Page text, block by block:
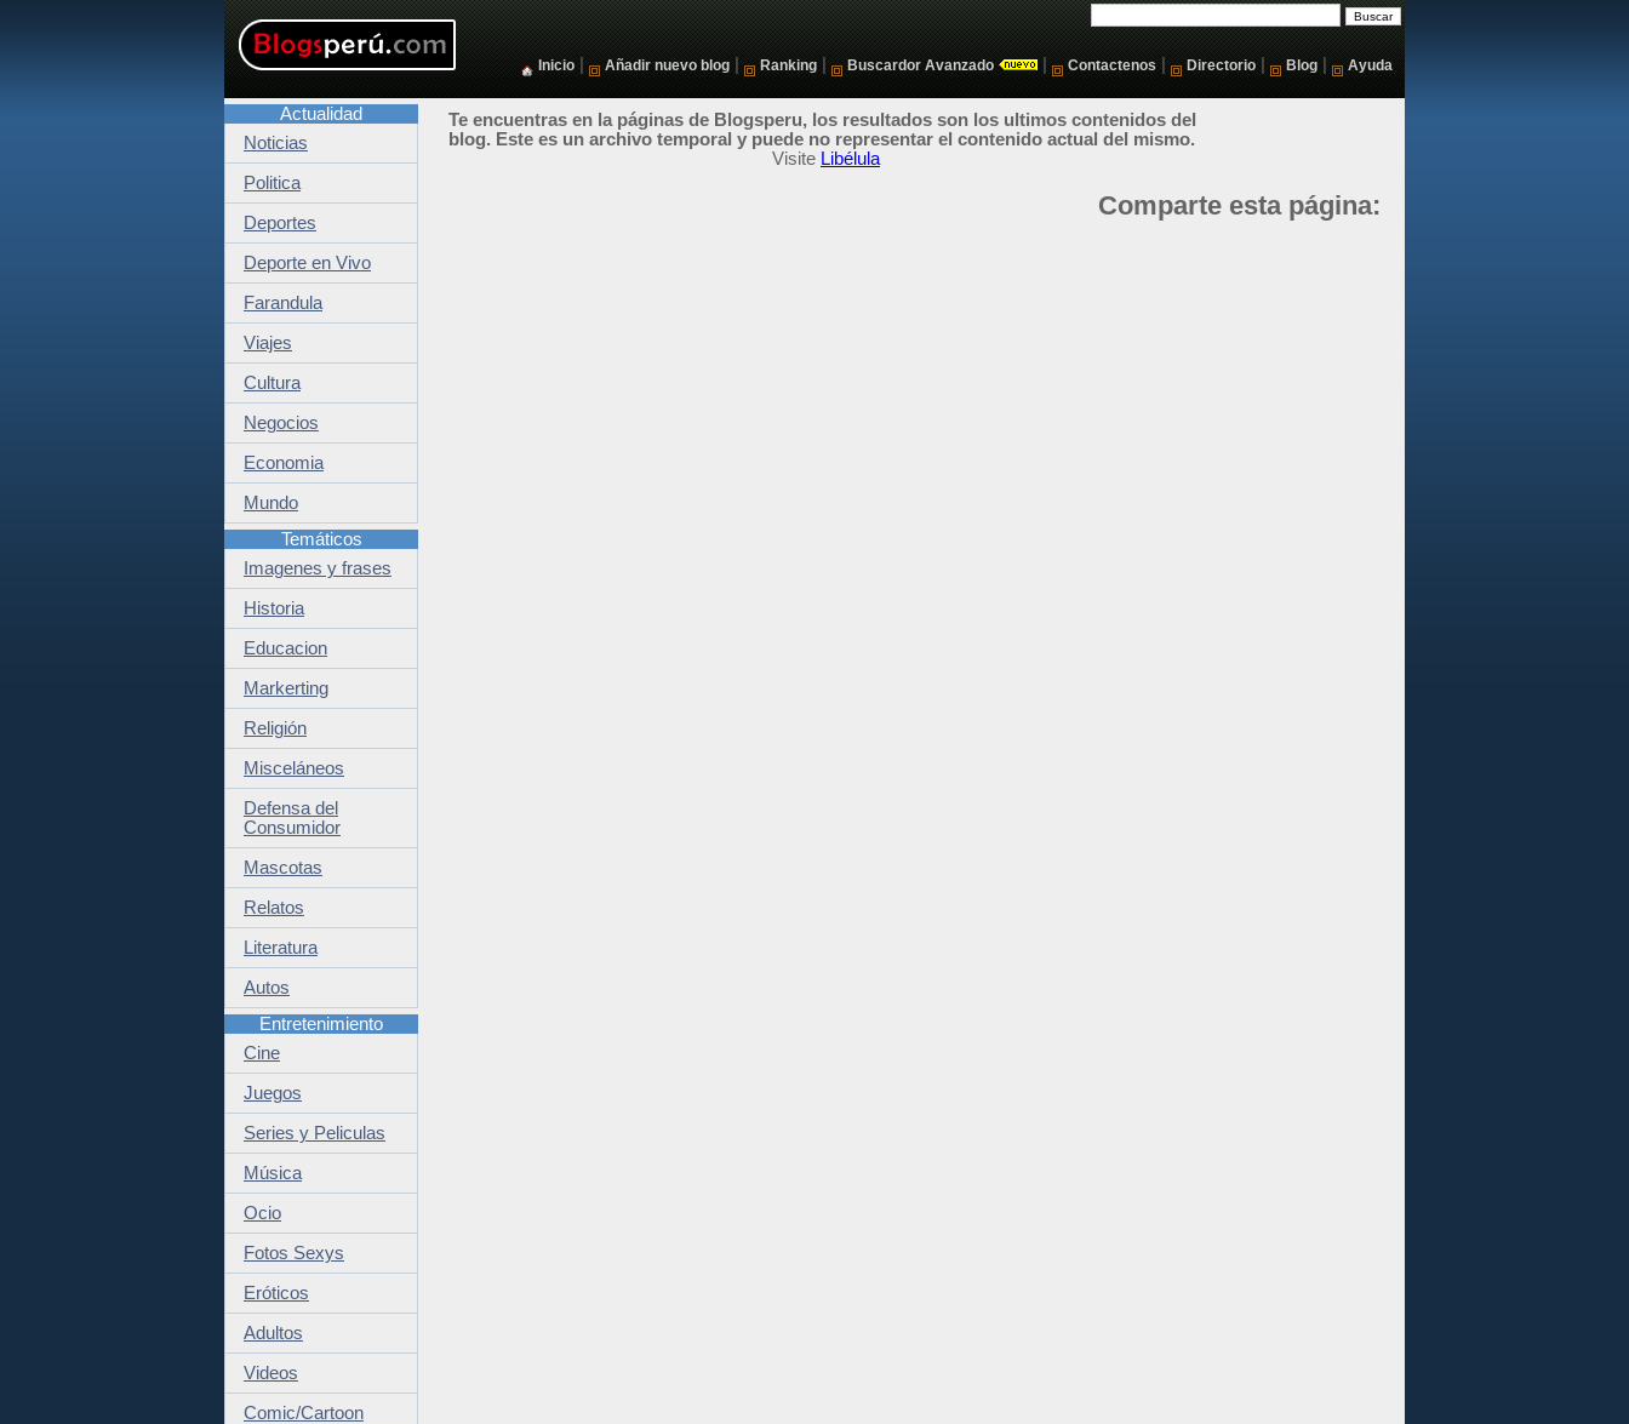
Inicio Añadir nuevo blog Ranking Buscardor Avanzado Contactenos Directorio Blog Ayuda
Te encuentras en la páginas de Blogsperu, los resultados son los ultimos contenidos del
blog. Este es un archivo temporal y puede no representar el contenido actual del mismo.
Visite Libélula
Comparte esta página:
Actualidad
Noticias
Politica
Deportes
Deporte en Vivo
Farandula
Viajes
Cultura
Negocios
Economia
Mundo
Temáticos
Imagenes y frases
Historia
Educacion
Markerting
Religión
Misceláneos
Defensa del
Consumidor
Mascotas
Relatos
Literatura
Autos
Entretenimiento
Cine
Juegos
Series y Peliculas
Música
Ocio
Fotos Sexys
Eróticos
Adultos
Videos
Comic/Cartoon